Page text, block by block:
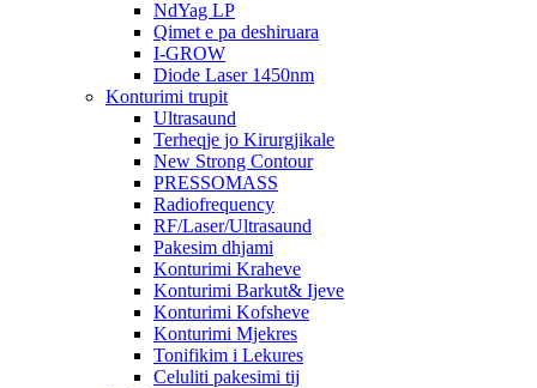
NdYag LP
Qimet e pa deshiruara
I-GROW
Diode Laser 1450nm
Konturimi trupit
Ultrasaund
Terheqje jo Kirurgjikale
New Strong Contour
PRESSOMASS
Radiofrequency
RF/Laser/Ultrasaund
Pakesim dhjami
Konturimi Kraheve
Konturimi Barkut& Ijeve
Konturimi Kofsheve
Konturimi Mjekres
Tonifikim i Lekures
Celuliti pakesimi tij